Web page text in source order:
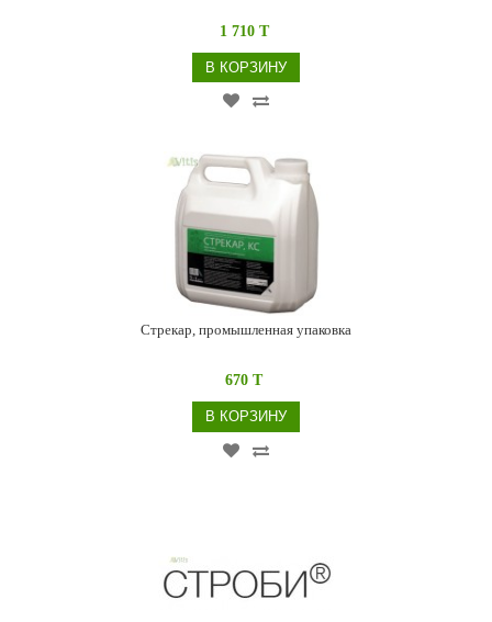
1 710 T
В КОРЗИНУ
Стрекар, промышленная упаковка
670 T
В КОРЗИНУ